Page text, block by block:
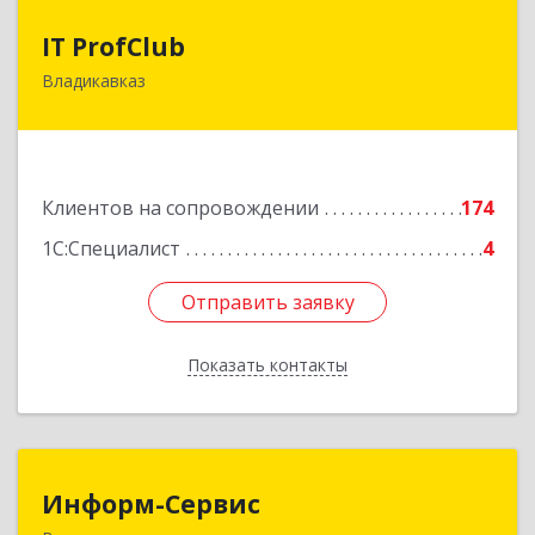
IT ProfClub
Владикавказ
Клиентов на сопровождении
174
1С:Специалист
4
Отправить заявку
Показать контакты
362045, Северная Осетия - Алания Респ,
Подробнее
Отправить заявку
Назад
Информ-Сервис